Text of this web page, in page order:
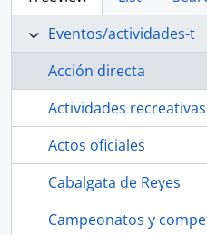
Eventos/actividades-t
Acción directa
Actividades recreativas
Actos oficiales
Cabalgata de Reyes
Campeonatos y